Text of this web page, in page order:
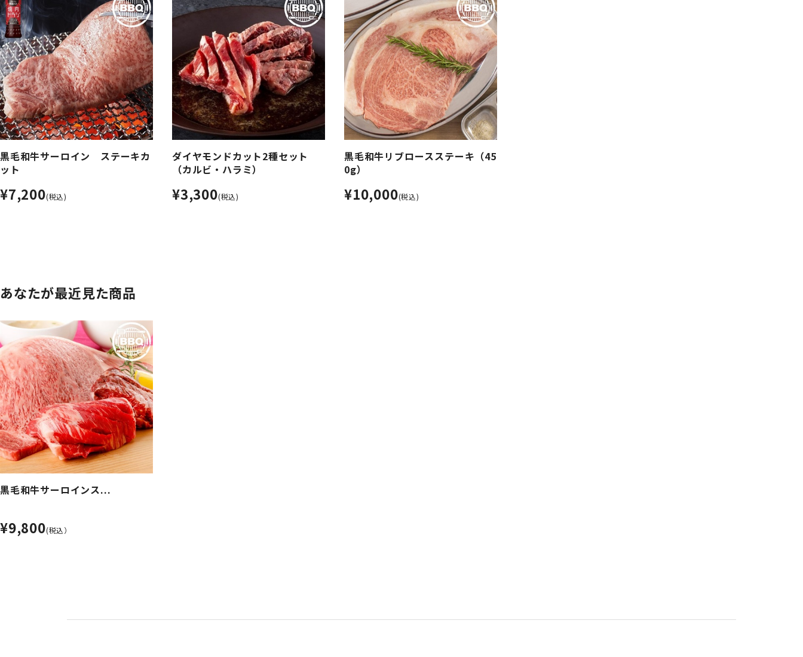
黒毛和牛サーロイン ステーキカ
ット
¥7,200(税込)
ダイヤモンドカット2種セット
（カルビ・ハラミ）
¥3,300(税込)
黒毛和牛リブロースステーキ（45
0g）
¥10,000(税込)
あなたが最近見た商品
黒毛和牛サーロインス...
¥9,800(税込）